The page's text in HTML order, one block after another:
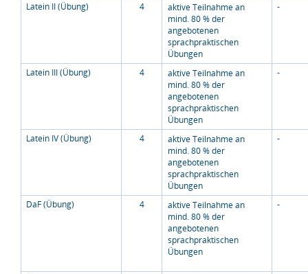
Latein II (Übung) 4
aktive Teilnahme an
mind. 80 % der
angebotenen
sprachpraktischen
Übungen
-
Latein III (Übung) 4
aktive Teilnahme an
mind. 80 % der
angebotenen
sprachpraktischen
Übungen
-
Latein IV (Übung) 4
aktive Teilnahme an
mind. 80 % der
angebotenen
sprachpraktischen
Übungen
-
DaF (Übung) 4
aktive Teilnahme an
mind. 80 % der
angebotenen
sprachpraktischen
Übungen
-